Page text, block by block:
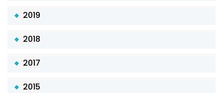
2019
2018
2017
2015